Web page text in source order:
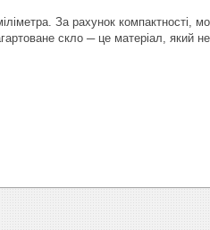
За рахунок компактності,
скло ─ це матеріал, який